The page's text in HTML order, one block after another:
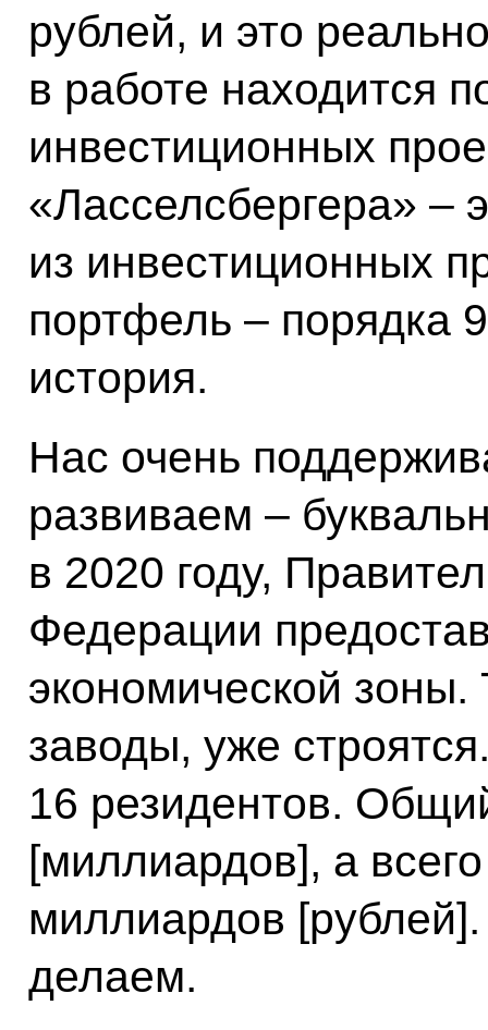
рублей, и это
в работе находится
инвестиционных
«Ласселсбергера» –
из инвестиционных
портфель – порядка
история.
Нас очень
развиваем –
в 2020 году,
Федерации
экономической
заводы, уже
16 резидентов.
[миллиардов], а
миллиардов
делаем.